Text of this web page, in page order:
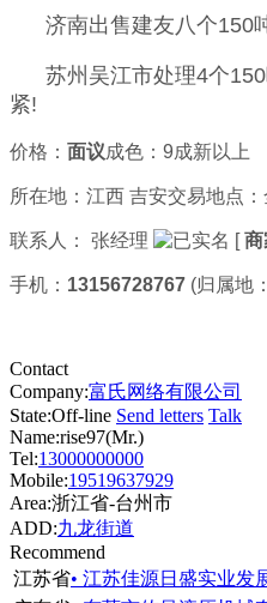
济南出售建友八个150
苏州吴江市处理4个
紧!
价格： 面议成色：9成新以上
所在地：江西 吉安交易地点
联系人： 张经理 [商
手机： 13156728767 (归属地
Contact
Company:富氏网络有限公司
State:Off-line Send letters Talk
Name:rise97(Mr.)
Tel:13000000000
Mobile:19519637929
Area:浙江省-台州市
ADD:九龙街道
Recommend
江苏省• 江苏佳源日盛实业发